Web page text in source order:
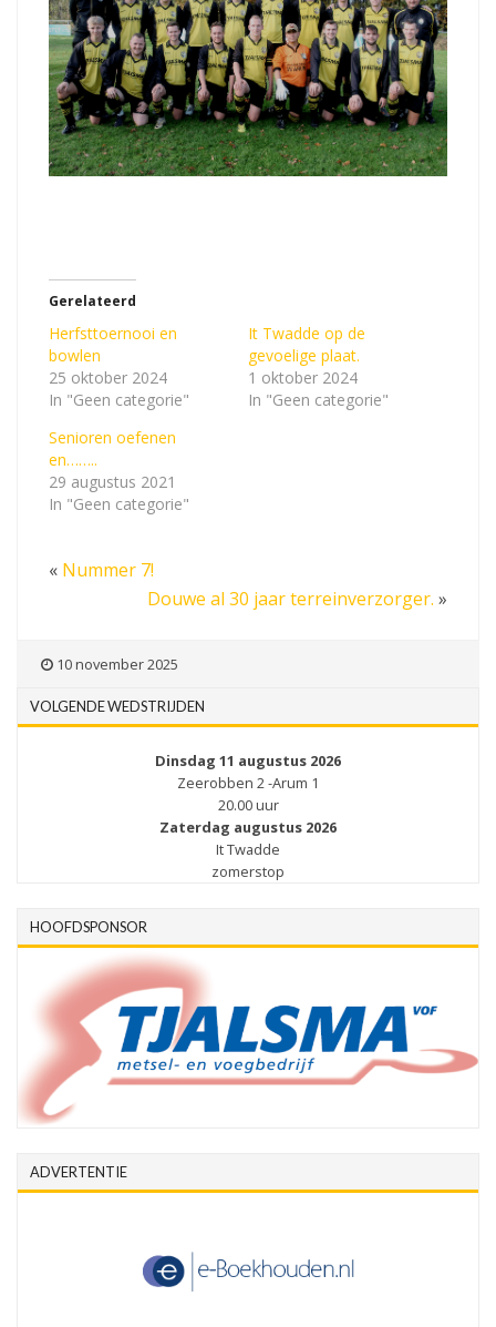
Gerelateerd
Herfsttoernooi en
bowlen
25 oktober 2024
In "Geen categorie"
It Twadde op de
gevoelige plaat.
1 oktober 2024
In "Geen categorie"
Senioren oefenen
en……..
29 augustus 2021
In "Geen categorie"
« Nummer 7!
Douwe al 30 jaar terreinverzorger. »
10 november 2025
VOLGENDE WEDSTRIJDEN
Dinsdag 11 augustus 2026
Zeerobben 2 -Arum 1
20.00 uur
Zaterdag augustus 2026
It Twadde
zomerstop
HOOFDSPONSOR
ADVERTENTIE